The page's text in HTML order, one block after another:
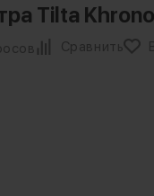
Tilta
Сравнить